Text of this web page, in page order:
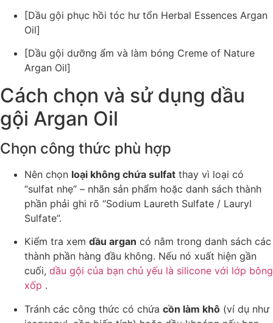
[Dầu gội phục hồi tóc hư tổn Herbal Essences Argan
Oil]
[Dầu gội dưỡng ẩm và làm bóng Creme of Nature
Argan Oil]
Cách chọn và sử dụng dầu
gội Argan Oil
Chọn công thức phù hợp
Nên chọn loại không chứa sulfat thay vì loại có
“sulfat nhẹ” – nhãn sản phẩm hoặc danh sách thành
phần phải ghi rõ “Sodium Laureth Sulfate / Lauryl
Sulfate”.
Kiểm tra xem dầu argan có nằm trong danh sách các
thành phần hàng đầu không. Nếu nó xuất hiện gần
cuối, dầu gội của bạn chủ yếu là silicone với lớp bông
xốp .
Tránh các công thức có chứa cồn làm khô (ví dụ như